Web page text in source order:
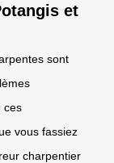
et
sont
ces
vous fassiez
charpentier